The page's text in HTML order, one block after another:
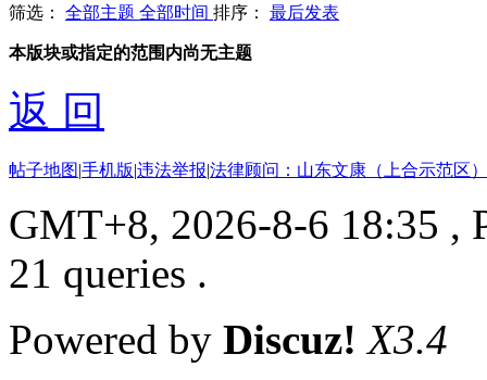
筛选： 全部主题 全部时间 排序： 最后发表
本版块或指定的范围内尚无主题
返 回
帖子地图|手机版|违法举报|法律顾问：山东文康（上合示范区
GMT+8, 2026-8-6 18:35 ,
21 queries .
Powered by Discuz! X3.4